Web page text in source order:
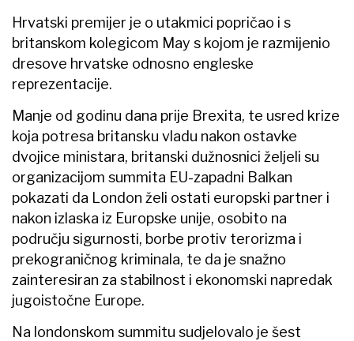
Hrvatski premijer je o utakmici popričao i s
britanskom kolegicom May s kojom je razmijenio
dresove hrvatske odnosno engleske
reprezentacije.
Manje od godinu dana prije Brexita, te usred krize
koja potresa britansku vladu nakon ostavke
dvojice ministara, britanski dužnosnici željeli su
organizacijom summita EU-zapadni Balkan
pokazati da London želi ostati europski partner i
nakon izlaska iz Europske unije, osobito na
području sigurnosti, borbe protiv terorizma i
prekograničnog kriminala, te da je snažno
zainteresiran za stabilnost i ekonomski napredak
jugoistočne Europe.
Na londonskom summitu sudjelovalo je šest